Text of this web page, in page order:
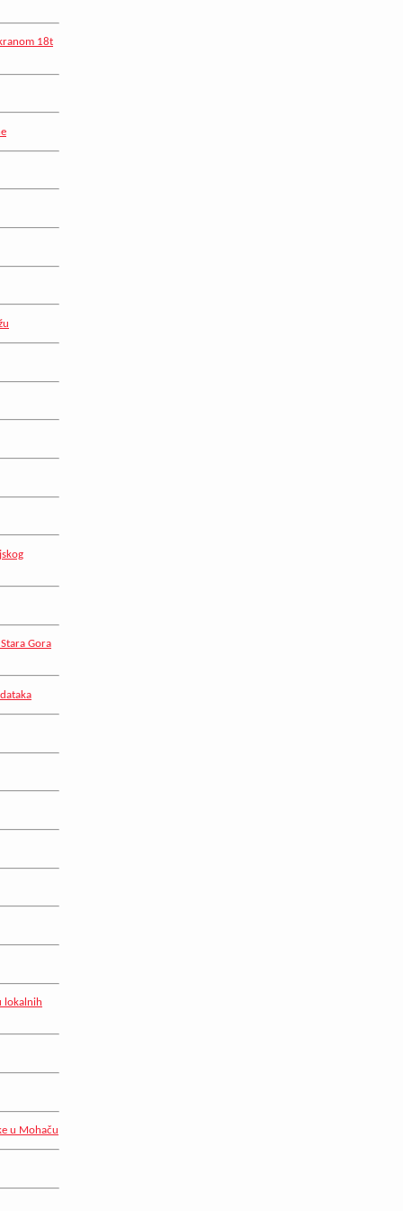
18t
Gora
lokalnih
u Mohaču